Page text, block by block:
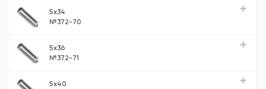
5x34
№372-70
5x36
№372-71
5x40